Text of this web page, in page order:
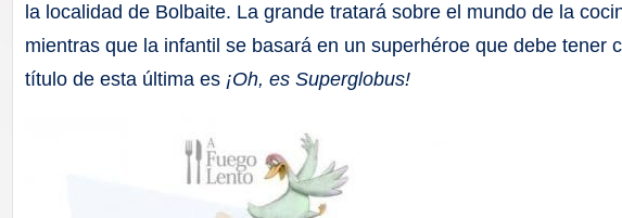
la localidad de Bolbaite. La grande tratará sobre el mundo de la
mientras que la infantil se basará en un superhéroe que debe tener
título de esta última es ¡Oh, es Superglobus!